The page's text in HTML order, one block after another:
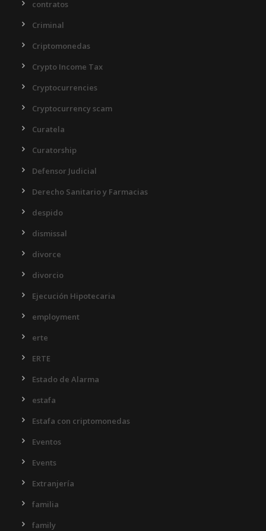
contratos
Criminal
Criptomonedas
Crypto Income Tax
Cryptocurrencies
Cryptocurrency scam
Curatela
Curatorship
Defensor Judicial
Derecho Sanitario y Farmacias
despido
dismissal
divorce
divorcio
Ejecución Hipotecaria
employment
erte
ERTE
Estado de Alarma
estafa
Estafa con criptomonedas
Eventos
Events
Extranjería
familia
family